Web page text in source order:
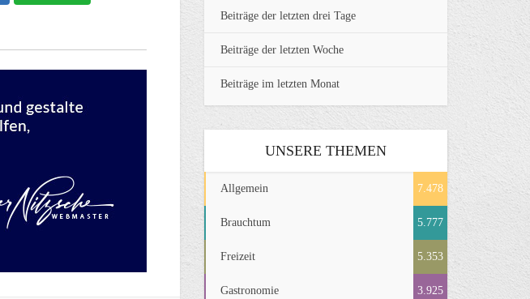
Beiträge der letzten drei Tage
Beiträge der letzten Woche
Beiträge im letzten Monat
UNSERE THEMEN
Allgemein 7.478
Brauchtum 5.777
Freizeit 5.353
Gastronomie 3.925